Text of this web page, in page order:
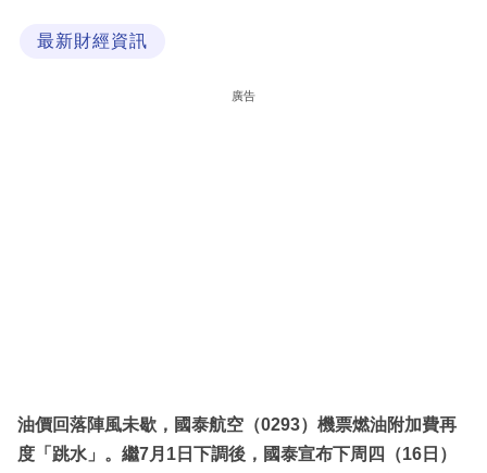
場
最新財經資訊
廣告
油價回落陣風未歇，國泰航空（0293）機票燃油附加費再
度「跳水」。繼7月1日下調後，國泰宣布下周四（16日）